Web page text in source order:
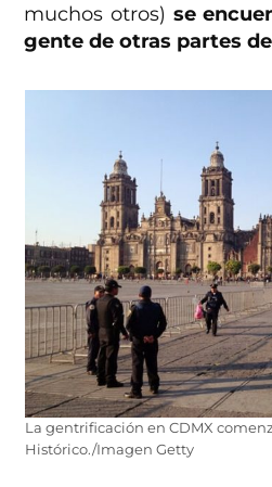
muchos otros) se
gente de otras partes
La gentrificación en CDMX
Histórico./Imagen Getty